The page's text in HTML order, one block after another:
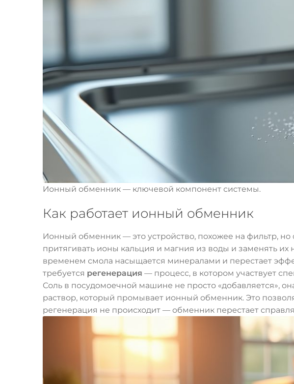
Ионный обменник — ключевой компонент системы.
Как работает ионный обменник
Ионный обменник — это устройство, похожее на фильтр,
притягивать ионы кальция и магния из воды и заменять
временем смола насыщается минералами и перестает
требуется регенерация — процесс, в котором участвует
Соль в посудомоечной машине не просто «добавляется»,
раствор, который промывает ионный обменник. Это
регенерация не происходит — обменник перестает